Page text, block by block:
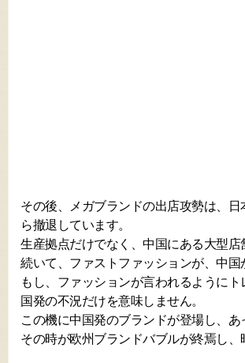
その後、メガブランドの出店攻勢は、
ら撤退しています。
生産拠点だけでなく、中国にある大型
続いて、ファストファッションが、中
もし、ファッションが言われるように
国発の不況だけを意味しません。
この機に中国発のブランドが登場し、
その時が欧州ブランドバブルが終焉し